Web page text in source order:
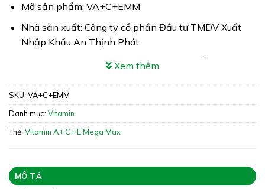
Mã sản phẩm: VA+C+EMM
Nhà sản xuất: Công ty cổ phần Đầu tư TMDV Xuất
Nhập Khẩu An Thịnh Phát
Công dụng: Vitamin A+ C+ E Mega Max hỗ trợ giúp
Xuất xứ: Korea (Hàn Quốc)
Giấy phép: 8784/2023/ĐKSP
Quy cách:
Xem thêm
SKU: VA+C+EMM
Danh mục: Vitamin
Thẻ: Vitamin A+ C+ E Mega Max
MÔ TẢ